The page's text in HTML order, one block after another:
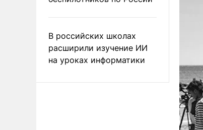
В российских школах
расширили изучение ИИ
на уроках информатики